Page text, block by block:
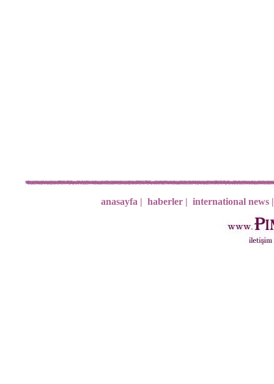
anasayfa | haberler | international news |